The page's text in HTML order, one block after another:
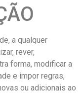
a qualquer
rever,
forma, modificar a
e impor regras,
ou adicionais ao